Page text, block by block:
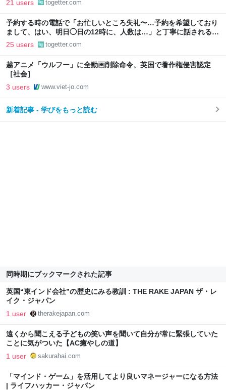
21 users togetter.com
予約する時の電話で「お忙しいところ失礼〜…予約を希望しており
まして、はい、明日◯日の12時に、人数は…」と丁寧に話されるよ
り、受ける側としてはもっと簡潔な方が楽なんだよな
25 users togetter.com
越アニメ「ウルフー」に全動画削除命令、英国で著作権侵害認定
［社会］
3 users www.viet-jo.com
新着記事 - 学びをもっと読む
同時期にブックマークされた記事
英国“東インド会社”の歴史にみる教訓 : THE RAKE JAPAN ザ・レ
イク・ジャパン
1 user therakejapan.com
遠くから聞こえる子どもの笑い声を聞いて自分が常に緊張していた
ことに気がついた【AC癒やしの道】
1 user sakurahai.com
「マインド・ゲーム」を活用してより良いマネージャーになる方法
| ライフハッカー・ジャパン